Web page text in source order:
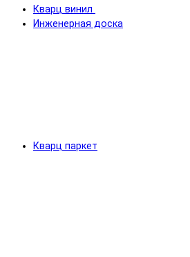
Кварц винил
Инженерная доска
Кварц паркет